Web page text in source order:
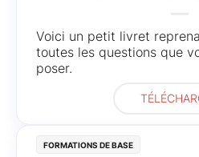
Voici un petit livret
toutes les questions que
poser.
Formations de base